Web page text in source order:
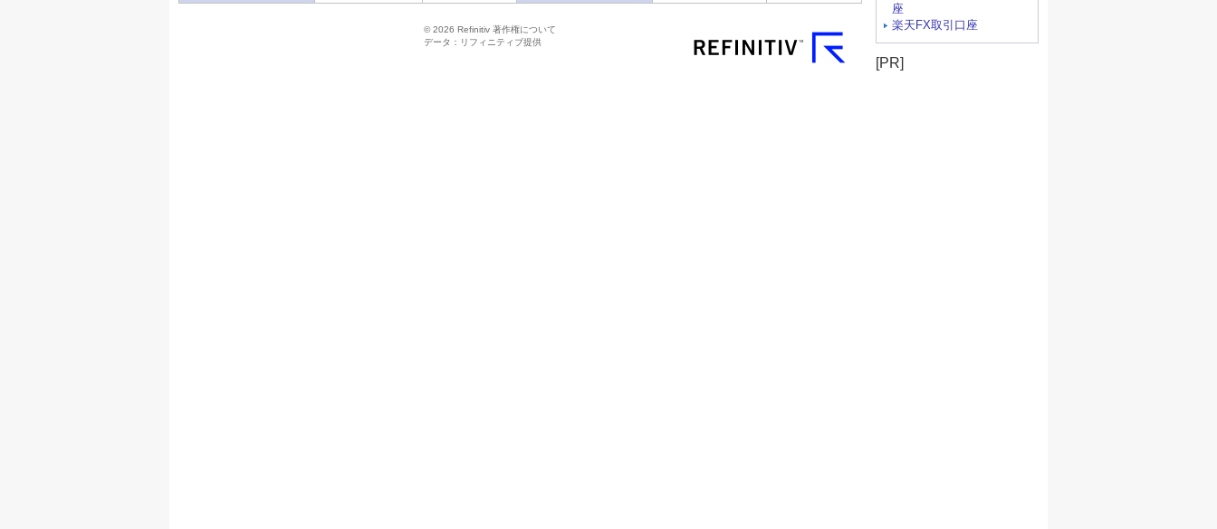
座
楽天FX取引口座
[PR]